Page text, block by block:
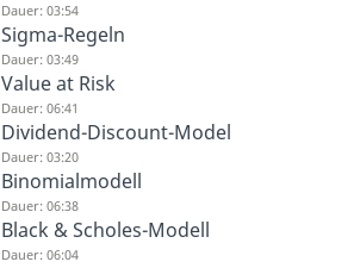
Dauer: 03:54
Sigma-Regeln
Dauer: 03:49
Value at Risk
Dauer: 06:41
Dividend-Discount-Model
Dauer: 03:20
Binomialmodell
Dauer: 06:38
Black & Scholes-Modell
Dauer: 06:04